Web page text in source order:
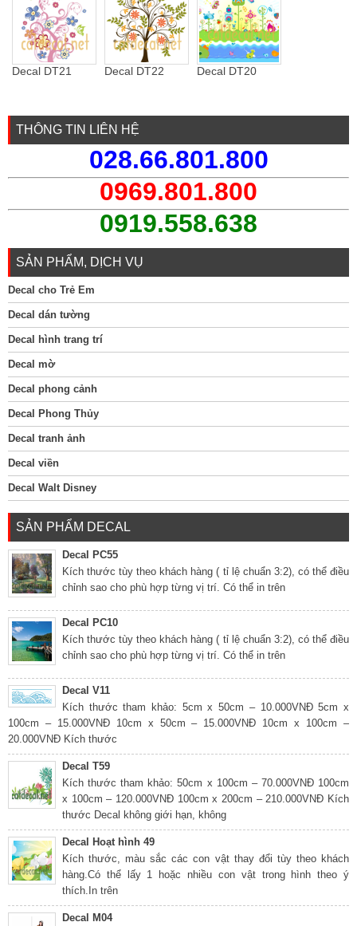
Decal DT21 Decal DT22 Decal DT20
THÔNG TIN LIÊN HỆ
028.66.801.800
0969.801.800
0919.558.638
SẢN PHẨM, DỊCH VỤ
Decal cho Trẻ Em
Decal dán tường
Decal hình trang trí
Decal mờ
Decal phong cảnh
Decal Phong Thủy
Decal tranh ảnh
Decal viền
Decal Walt Disney
SẢN PHẨM DECAL
Decal PC55
Kích thước tùy theo khách hàng ( tỉ lệ chuẩn 3:2), có thể điều
chỉnh sao cho phù hợp từng vị trí. Có thể in trên
Decal PC10
Kích thước tùy theo khách hàng ( tỉ lệ chuẩn 3:2), có thể điều
chỉnh sao cho phù hợp từng vị trí. Có thể in trên
Decal V11
Kích thước tham khảo: 5cm x 50cm – 10.000VNĐ 5cm x
100cm – 15.000VNĐ 10cm x 50cm – 15.000VNĐ 10cm x 100cm –
20.000VNĐ Kích thước
Decal T59
Kích thước tham khảo: 50cm x 100cm – 70.000VNĐ 100cm
x 100cm – 120.000VNĐ 100cm x 200cm – 210.000VNĐ Kích
thước Decal không giới hạn, không
Decal Hoạt hình 49
Kích thước, màu sắc các con vật thay đổi tùy theo khách
hàng.Có thể lấy 1 hoặc nhiều con vật trong hình theo ý
thích.In trên
Decal M04